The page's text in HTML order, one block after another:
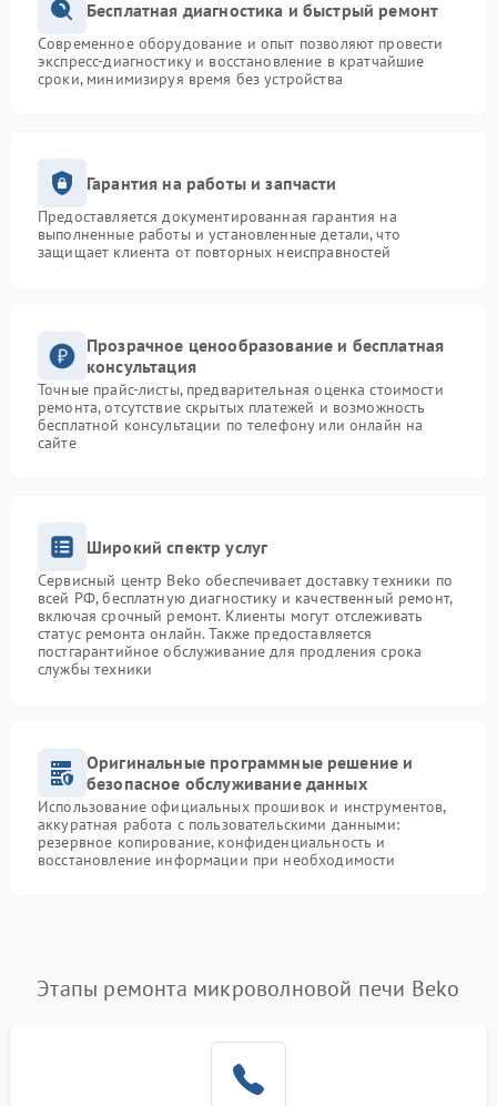
Бесплатная диагностика и быстрый ремонт
Современное оборудование и опыт позволяют провести
экспресс-диагностику и восстановление в кратчайшие
сроки, минимизируя время без устройства
Гарантия на работы и запчасти
Предоставляется документированная гарантия на
выполненные работы и установленные детали, что
защищает клиента от повторных неисправностей
Прозрачное ценообразование и бесплатная
консультация
Точные прайс-листы, предварительная оценка стоимости
ремонта, отсутствие скрытых платежей и возможность
бесплатной консультации по телефону или онлайн на
сайте
Широкий спектр услуг
Сервисный центр Beko обеспечивает доставку техники по
всей РФ, бесплатную диагностику и качественный ремонт,
включая срочный ремонт. Клиенты могут отслеживать
статус ремонта онлайн. Также предоставляется
постгарантийное обслуживание для продления срока
службы техники
Оригинальные программные решение и
безопасное обслуживание данных
Использование официальных прошивок и инструментов,
аккуратная работа с пользовательскими данными:
резервное копирование, конфиденциальность и
восстановление информации при необходимости
Этапы ремонта микроволновой печи Beko